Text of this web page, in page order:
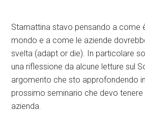
Stamattina stavo pensando a come
mondo e a come le aziende
svelta (adapt or die). In particolare
una riflessione da alcune letture sul
argomento che sto approfondendo
prossimo seminario che devo tenere
azienda.